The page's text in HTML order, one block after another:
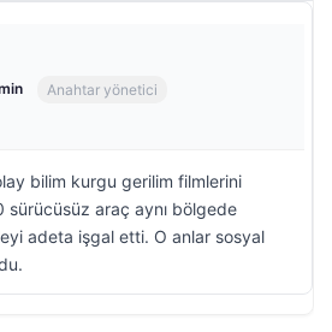
Anahtar yönetici
bilim kurgu gerilim filmlerini
sürücüsüz araç aynı bölgede
adeta işgal etti. O anlar sosyal